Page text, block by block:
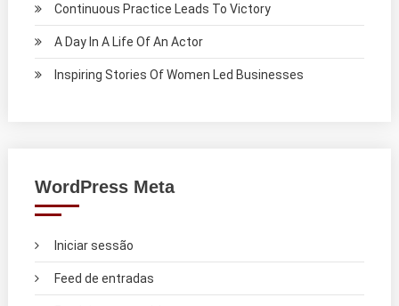
Continuous Practice Leads To Victory
A Day In A Life Of An Actor
Inspiring Stories Of Women Led Businesses
WordPress Meta
Iniciar sessão
Feed de entradas